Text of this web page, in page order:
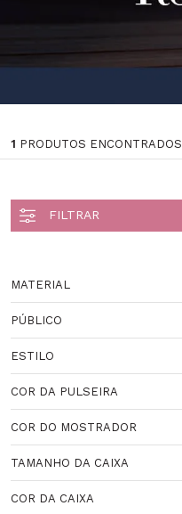
1 PRODUTOS ENCONTRADOS
MATERIAL
PÚBLICO
ESTILO
COR DA PULSEIRA
COR DO MOSTRADOR
TAMANHO DA CAIXA
COR DA CAIXA